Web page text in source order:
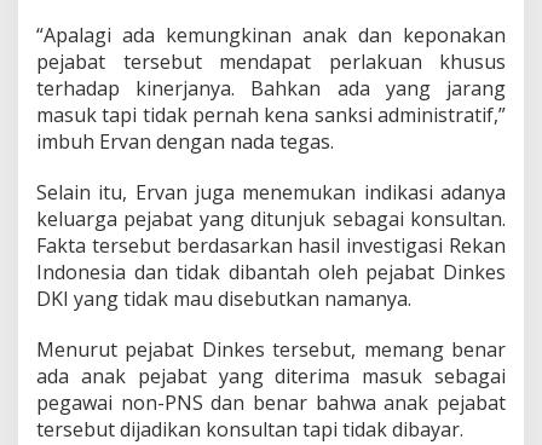
“Apalagi ada kemungkinan anak dan keponakan
pejabat tersebut mendapat perlakuan khusus
terhadap kinerjanya. Bahkan ada yang jarang
masuk tapi tidak pernah kena sanksi administratif,”
imbuh Ervan dengan nada tegas.
Selain itu, Ervan juga menemukan indikasi adanya
keluarga pejabat yang ditunjuk sebagai konsultan.
Fakta tersebut berdasarkan hasil investigasi Rekan
Indonesia dan tidak dibantah oleh pejabat Dinkes
DKI yang tidak mau disebutkan namanya.
Menurut pejabat Dinkes tersebut, memang benar
ada anak pejabat yang diterima masuk sebagai
pegawai non-PNS dan benar bahwa anak pejabat
tersebut dijadikan konsultan tapi tidak dibayar.